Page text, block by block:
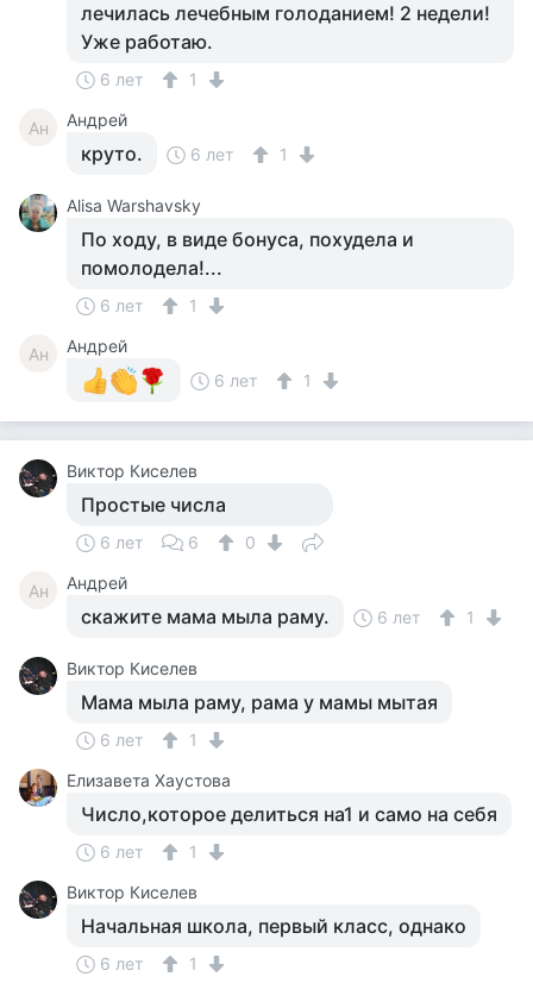
лечилась лечебным голоданием! 2 недели!
Уже работаю.
6 лет 1
Ан Андрей
круто. 6 лет 1
Alisa Warshavsky
По ходу, в виде бонуса, похудела и
помолодела!...
6 лет 1
Ан
Андрей
6 лет
1
Виктор Киселев
Простые числа
6 лет 6 0
Ан Андрей
скажите мама мыла раму. 6 лет 1
Виктор Киселев
Мама мыла раму, рама у мамы мытая
6 лет
1
Елизавета Хаустова
Число,которое делиться на1 и само на себя
6 лет
1
Виктор Киселев
Начальная школа, первый класс, однако
6 лет 1